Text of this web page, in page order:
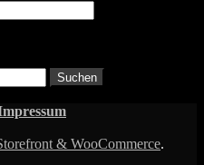
Suchen
& WooCommerce.